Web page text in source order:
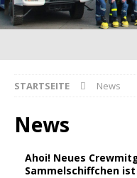
STARTSEITE News
News
Ahoi! Neues
Sammelschiffchen ist